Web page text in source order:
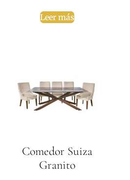
Leer más
Comedor Suiza
Granito